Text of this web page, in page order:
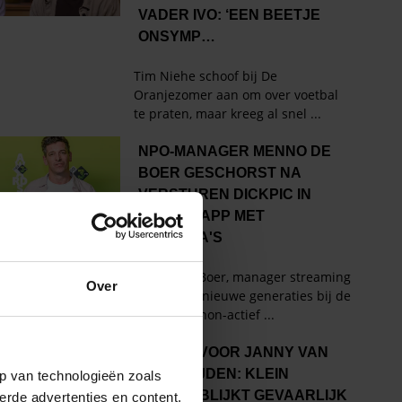
Over
van technologieën zoals
advertenties en content,